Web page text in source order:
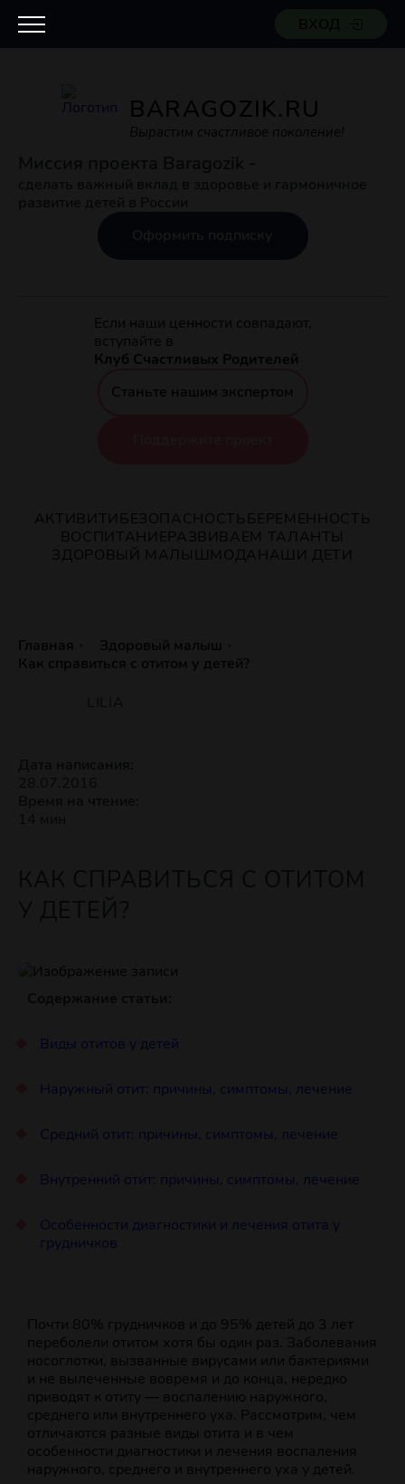
BARAGOZIK.RU
Вырастим счастливое поколение!
Если наши ценности совпадают,
вступайте в
Клуб Счастливых Родителей
Станьте нашим экспертом
АКТИВИТИ БЕЗОПАСНОСТЬ БЕРЕМЕННОСТЬ
ВОСПИТАНИЕРАЗВИВАЕМ ТАЛАНТЫ
ЗДОРОВЫЙ МАЛЫШМОДА НАШИ ДЕТИ
Главная
Здоровый малыш
Как справиться с отитом у детей?
Виды отитов у детей
Наружный отит: причины, симптомы, лечение
Средний отит: причины, симптомы, лечение
Внутренний отит: причины, симптомы, лечение
Особенности диагностики и лечения отита у
грудничков
Почти 80% грудничков и до 95% детей до 3 лет
переболели отитом хотя бы один раз. Заболевания
носоглотки, вызванные вирусами или бактериями
и не вылеченные вовремя и до конца, нередко
приводят к отиту — воспалению наружного,
среднего или внутреннего уха. Рассмотрим, чем
отличаются разные виды отита и в чем
особенности диагностики и лечения воспаления
наружного, среднего и внутреннего уха у детей.